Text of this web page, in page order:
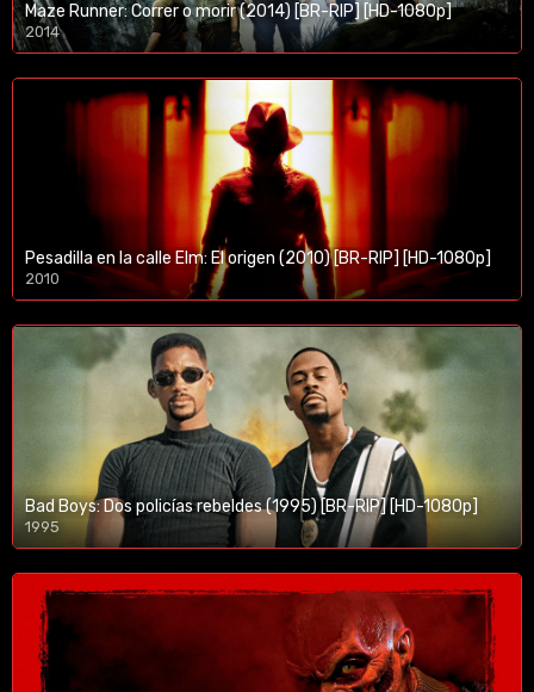
Maze Runner: Correr o morir (2014) [BR-RIP] [HD-1080p]
2014
1080p/720p
Pesadilla en la calle Elm: El origen (2010) [BR-RIP] [HD-1080p]
2010
1080p/720p
Bad Boys: Dos policías rebeldes (1995) [BR-RIP] [HD-1080p]
1995
1080p/720p